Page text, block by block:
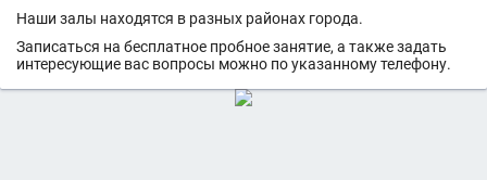
Наши залы находятся в разных районах города.
Записаться на бесплатное пробное занятие, а также задать
интересующие вас вопросы можно по указанному телефону.